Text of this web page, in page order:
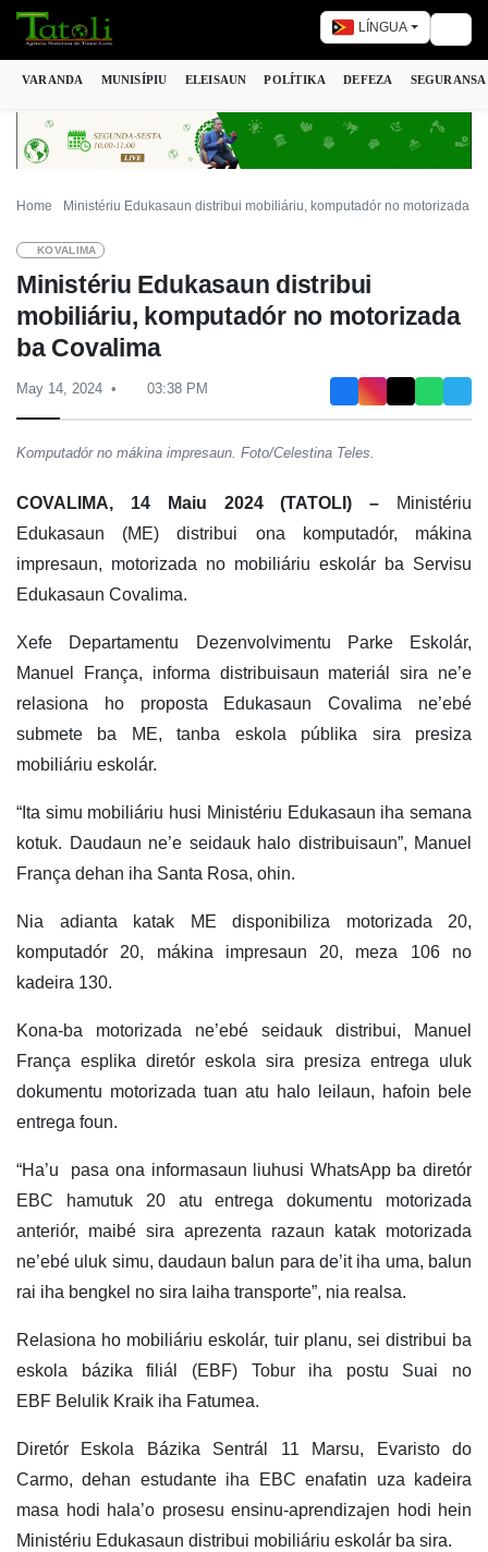
LÍNGUA
VARANDA MUNISÍPIU ELEISAUN POLÍTIKA DEFEZA SEGURANSA
Home Ministériu Edukasaun distribui mobiliáriu, komputadór no motorizada
KOVALIMA
Ministériu Edukasaun distribui
mobiliáriu, komputadór no motorizada
ba Covalima
May 14, 2024 03:38 PM
Komputadór no mákina impresaun. Foto/Celestina Teles.
COVALIMA, 14 Maiu 2024 (TATOLI) –
Ministériu
Edukasaun (ME) distribui ona komputadór, mákina
impresaun, motorizada no mobiliáriu eskolár ba Servisu
Edukasaun Covalima.
Xefe Departamentu Dezenvolvimentu Parke Eskolár,
Manuel França, informa distribuisaun materiál sira ne’e
relasiona ho proposta Edukasaun Covalima ne’ebé
submete ba ME, tanba eskola públika sira presiza
mobiliáriu eskolár.
“Ita simu mobiliáriu husi Ministériu Edukasaun iha semana
kotuk. Daudaun ne’e seidauk halo distribuisaun”, Manuel
França dehan iha Santa Rosa, ohin.
Nia adianta katak ME disponibiliza motorizada 20,
komputadór 20, mákina impresaun 20, meza 106 no
kadeira 130.
Kona-ba motorizada ne’ebé seidauk distribui, Manuel
França esplika diretór eskola sira presiza entrega uluk
dokumentu motorizada tuan atu halo leilaun, hafoin bele
entrega foun.
“Ha’u pasa ona informasaun liuhusi WhatsApp ba diretór
EBC hamutuk 20 atu entrega dokumentu motorizada
anteriór, maibé sira aprezenta razaun katak motorizada
ne’ebé uluk simu, daudaun balun para de’it iha uma, balun
rai iha bengkel no sira laiha transporte”, nia realsa.
Relasiona ho mobiliáriu eskolár, tuir planu, sei distribui ba
eskola bázika filiál (EBF) Tobur iha postu Suai no
EBF Belulik Kraik iha Fatumea.
Diretór Eskola Bázika Sentrál 11 Marsu, Evaristo do
Carmo, dehan estudante iha EBC enafatin uza kadeira
masa hodi hala’o prosesu ensinu-aprendizajen hodi hein
Ministériu Edukasaun distribui mobiliáriu eskolár ba sira.